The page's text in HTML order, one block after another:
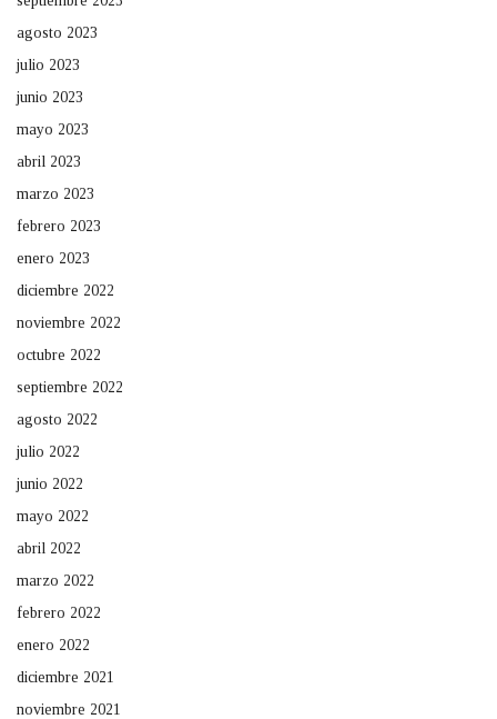
agosto 2023
julio 2023
junio 2023
mayo 2023
abril 2023
marzo 2023
febrero 2023
enero 2023
diciembre 2022
noviembre 2022
octubre 2022
septiembre 2022
agosto 2022
julio 2022
junio 2022
mayo 2022
abril 2022
marzo 2022
febrero 2022
enero 2022
diciembre 2021
noviembre 2021